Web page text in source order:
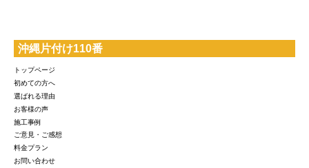
沖縄片付け110番
トップページ
初めての方へ
選ばれる理由
お客様の声
施工事例
ご意見・ご感想
料金プラン
お問い合わせ